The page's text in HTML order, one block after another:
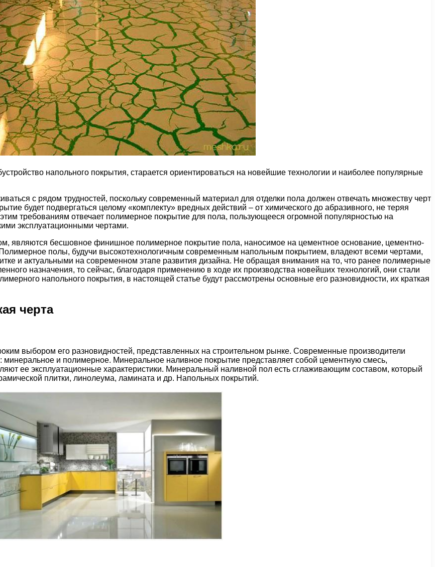
напольного покрытия, старается ориентироваться на новейшие технологии и наиболее популярные
с рядом трудностей, поскольку современный материал для отделки пола должен отвечать множеству черт
будет подвергаться целому «комплекту» вредных действий – от химического до абразивного, не теряя
требованиям отвечает полимерное покрытие для пола, пользующееся огромной популярностью на
эксплуатационными чертами.
являются бесшовное финишное полимерное покрытие пола, наносимое на цементное основание, цементно-
полы, будучи высокотехнологичным современным напольным покрытием, владеют всеми чертами,
и актуальными на современном этапе развития дизайна. Не обращая внимания на то, что ранее полимерные
назначения, то сейчас, благодаря применению в ходе их производства новейших технологий, они стали
напольного покрытия, в настоящей статье будут рассмотрены основные его разновидности, их краткая
черта
выбором его разновидностей, представленных на строительном рынке. Современные производители
и полимерное. Минеральное наливное покрытие представляет собой цементную смесь,
ее эксплуатационные характеристики. Минеральный наливной пол есть сглаживающим составом, который
плитки, линолеума, ламината и др. Напольных покрытий.